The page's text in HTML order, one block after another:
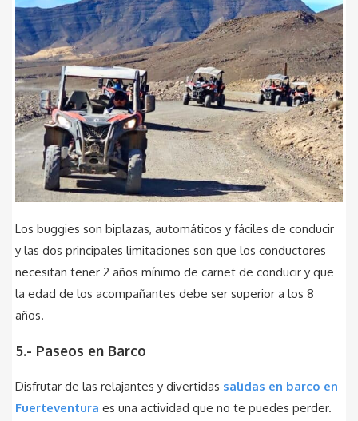
Los buggies son biplazas, automáticos y fáciles de conducir
y las dos principales limitaciones son que los conductores
necesitan tener 2 años mínimo de carnet de conducir y que
la edad de los acompañantes debe ser superior a los 8
años.
5.- Paseos en Barco
Disfrutar de las relajantes y divertidas salidas en barco en
Fuerteventura es una actividad que no te puedes perder.